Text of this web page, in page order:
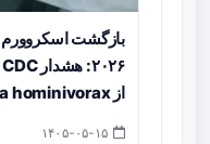
از Cochliomyia hominivorax